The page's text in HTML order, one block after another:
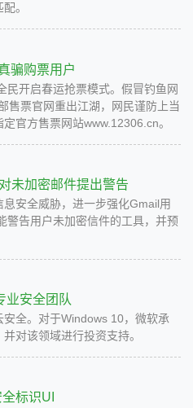
。
骗购票用户
民开启春运抢票模式。假冒钓鱼网
售票官网重出江湖，网民谨防上当
官方售票网站www.12306.cn。
未加密邮件提出警告
安全威胁，进一步强化Gmail用
警告用户未加密信件的工具，并预
业安全团队
全。对于Windows 10，微软承
对该领域进行投资支持。
标识UI